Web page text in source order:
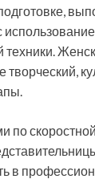
творческий,
по скоростной
в